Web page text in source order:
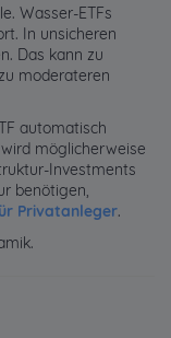
Wasser-ETFs
In unsicheren
Das kann zu
moderateren
automatisch
möglicherweise
Investments
benötigen,
Privatanleger.